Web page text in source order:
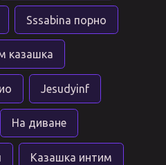
Sssabina порно
казашка
Jesudyinf
На диване
Казашка интим